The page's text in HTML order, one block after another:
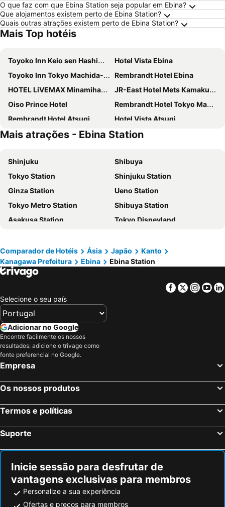
O que faz com que Ebina Station seja popular em Ebina?
Que alojamentos existem perto de Ebina Station?
Quais outras atrações existem perto de Ebina Station?
Mais Top hotéis
Toyoko Inn Keio sen Hashimoto eki Kita guchi
Hotel Vista Ebina
Toyoko Inn Tokyo Machida-eki Odakyu-sen Higashi-guchi
Rembrandt Hotel Ebina
HOTEL LiVEMAX Minamihashimoto Ekimae
JR-East Hotel Mets Kamakura Ofuna
Oiso Prince Hotel
Rembrandt Hotel Tokyo Machida
Rembrandt Hotel Atsugi
Hotel Vista Atsugi
Toyoko Inn Tokyo Minami-machida
Smile Hotel Shonan Fujisawa
EN HOTEL Fujisawa
Hotel Resol Machida
Ai Hotel Hashimoto
Akitaya Annex
Mais atrações - Ebina Station
Shinjuku
Shibuya
Tokyo Station
Shinjuku Station
Ginza Station
Ueno Station
Tokyo Metro Station
Shibuya Station
Asakusa Station
Tokyo Disneyland
Shinagawa Station
Shinjuku Metro Station
Akasaka Station-Tokyo
Asakusa Metro Station
Kawaguchiko
Port of Tokyo
Ikebukuro Station
Gotemba Premium Outlets
Akihabara Metro Station
Shibuya Metro Station
Uneo
Taito
Kawaguchi Lake
Tokyo Midtown Hall & Conference
Shinagawa
Fuji-Q Highland
Prefeitura Metropolitana de Tóquio
Minato
Nagano Station
Ebisu Station
Yudanakashibu Hot Spring village
Kawasaki Station
Omotesando Station
Comparador de Hotéis Ásia Japão
Kanto
Kanagawa Prefeitura
Ebina Ebina Station
Facebook
Twitter
Selecione o seu país
Adicionar no Google
Encontre facilmente os nossos
resultados: adicione o trivago como
fonte preferencial no Google.
Empresa
Os nossos produtos
Termos e políticas
Suporte
Inicie sessão para desfrutar de
vantagens exclusivas para membros
Personalize a sua experiência
Ofertas e preços para membros